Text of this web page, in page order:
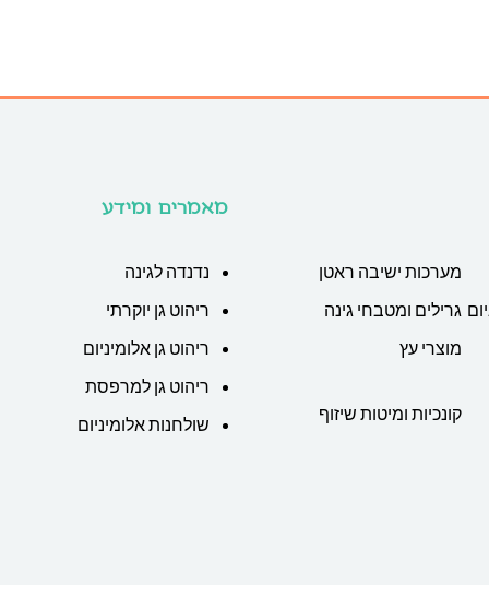
מערכות ישיבה ראטן
גרילים ומטבחי גינה
מוצרי עץ
קונכיות ומיטות שיזוף
מאמרים ומידע
נדנדה לגינה
ריהוט גן יוקרתי
ריהוט גן אלומיניום
ריהוט גן למרפסת
שולחנות אלומיניום